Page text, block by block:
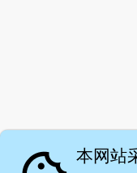
本网站